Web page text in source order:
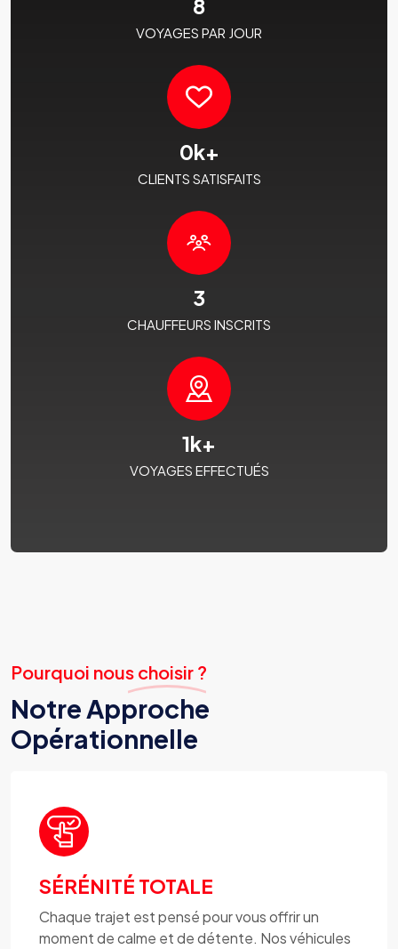
8
VOYAGES PAR JOUR
0k+
CLIENTS SATISFAITS
3
CHAUFFEURS INSCRITS
1k+
VOYAGES EFFECTUÉS
Pourquoi nous choisir ?
Notre Approche
Opérationnelle
SÉRÉNITÉ TOTALE
Chaque trajet est pensé pour vous offrir un
moment de calme et de détente. Nos véhicules